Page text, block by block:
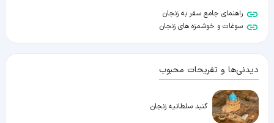
راهنمای جامع سفر به زنجان
سوغات و خوشمزه های زنجان
دیدنی‌ها و تفریحات محبوب
گنبد سلطانیه زنجان